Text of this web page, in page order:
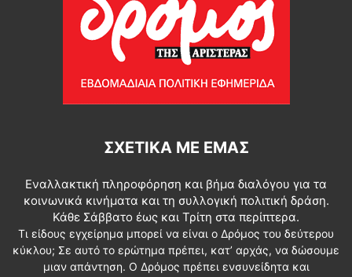
ΣΧΕΤΙΚΆ ΜΕ ΕΜΆΣ
Εναλλακτική πληροφόρηση και βήμα διαλόγου για τα
κοινωνικά κινήματα και τη συλλογική πολιτική δράση.
Κάθε Σάββατο έως και Τρίτη στα περίπτερα.
Τι είδους εγχείρημα μπορεί να είναι ο Δρόμος του δεύτερου
κύκλου; Σε αυτό το ερώτημα πρέπει, κατ’ αρχάς, να δώσουμε
μιαν απάντηση. Ο Δρόμος πρέπει ενσυνείδητα και